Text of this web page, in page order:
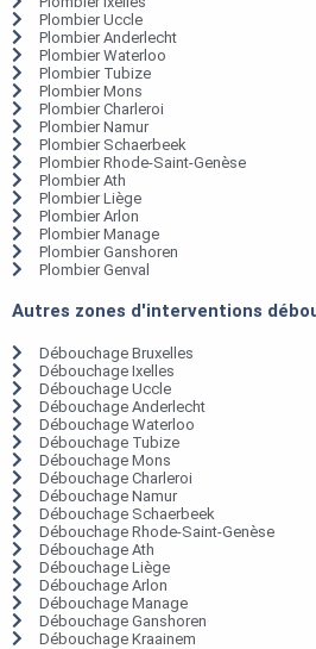
Plombier Uccle
Plombier Anderlecht
Plombier Waterloo
Plombier Tubize
Plombier Mons
Plombier Charleroi
Plombier Namur
Plombier Schaerbeek
Plombier Rhode-Saint-Genèse
Plombier Ath
Plombier Liège
Plombier Arlon
Plombier Manage
Plombier Ganshoren
Plombier Genval
Autres zones d'interventions
Débouchage Bruxelles
Débouchage Ixelles
Débouchage Uccle
Débouchage Anderlecht
Débouchage Waterloo
Débouchage Tubize
Débouchage Mons
Débouchage Charleroi
Débouchage Namur
Débouchage Schaerbeek
Débouchage Rhode-Saint-Genèse
Débouchage Ath
Débouchage Liège
Débouchage Arlon
Débouchage Manage
Débouchage Ganshoren
Débouchage Kraainem